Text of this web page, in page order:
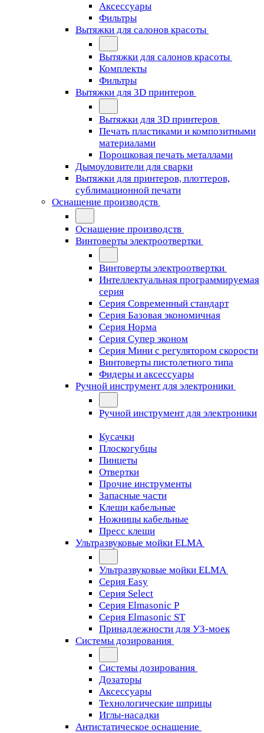
Аксессуары
Фильтры
Вытяжки для салонов красоты
Вытяжки для салонов красоты
Комплекты
Фильтры
Вытяжки для 3D принтеров
Вытяжки для 3D принтеров
Печать пластиками и композитными
материалами
Порошковая печать металлами
Дымоуловители для сварки
Вытяжки для принтеров, плоттеров,
сублимационной печати
Оснащение производств
Оснащение производств
Винтоверты электроотвертки
Винтоверты электроотвертки
Интеллектуальная программируемая
серия
Серия Современный стандарт
Серия Базовая экономичная
Серия Норма
Серия Cупер эконом
Серия Мини с регулятором скорости
Винтоверты пистолетного типа
Фидеры и аксессуары
Ручной инструмент для электроники
Ручной инструмент для электроники
Кусачки
Плоскогубцы
Пинцеты
Отвертки
Прочие инструменты
Запасные части
Клещи кабельные
Ножницы кабельные
Пресс клещи
Ультразвуковые мойки ELMA
Ультразвуковые мойки ELMA
Серия Easy
Серия Select
Серия Elmasonic P
Серия Elmasonic ST
Принадлежности для УЗ-моек
Системы дозирования
Системы дозирования
Дозаторы
Аксессуары
Технологические шприцы
Иглы-насадки
Антистатическое оснащение